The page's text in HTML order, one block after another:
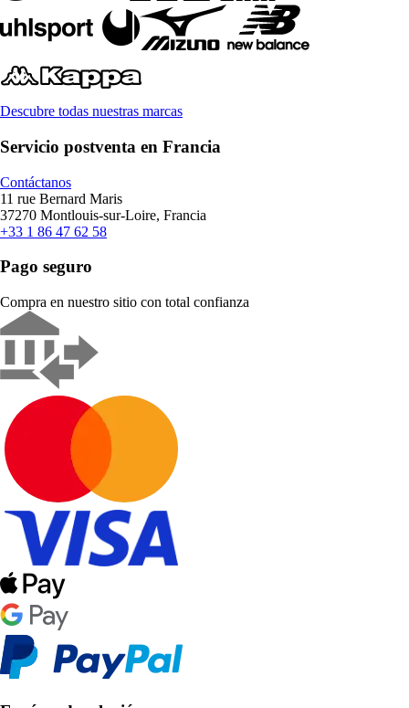
Descubre todas nuestras marcas
Servicio postventa en Francia
Contáctanos
11 rue Bernard Maris
37270 Montlouis-sur-Loire, Francia
+33 1 86 47 62 58
Pago seguro
Compra en nuestro sitio con total confianza